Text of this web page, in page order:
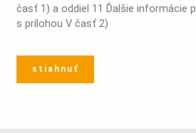
časť 1) a oddiel 11 Ďalšie informácie
s prílohou V časť 2)
stiahnuť